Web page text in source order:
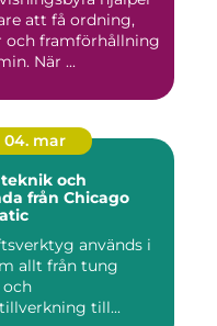
att få ordning,
och framförhållning
När ...
04. mar
och
från Chicago
används i
allt från tung
till...